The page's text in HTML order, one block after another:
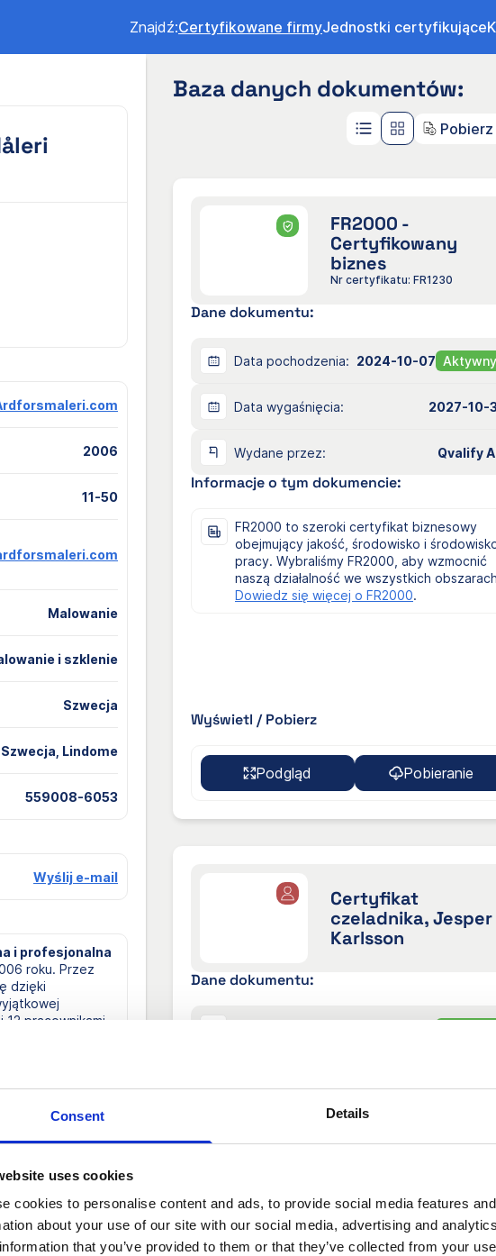
Consent Details
uses cookies
cookies to personalise content and ads, to provide social media features
about your use of our site with our social media, advertising and
that you’ve provided to them or that they’ve collected from your
Znajdź:Certyfikowane firmyJednostki certyfikujące
2006
11-50
Malowanie
i szklenie
Szwecja
Lindome
559008-6053
Wyślij e-mail
i profesjonalna
roku. Przez
dzięki
12 pracownikami
pracy.
Baza danych dokumentów:
FR2000 -
Certyfikowany
biznes
Nr certyfikatu: FR1230
Dane dokumentu:
Data pochodzenia: 2024-10-07 Aktywny
Data wygaśnięcia: 2027-10-
Wydane przez: Qvalify
Informacje o tym dokumencie:
FR2000 to szeroki certyfikat biznesowy
obejmujący jakość, środowisko i
pracy. Wybraliśmy FR2000, aby wzmocnić
naszą działalność we wszystkich
Dowiedz się więcej o FR2000.
Wyświetl / Pobierz
Podgląd Pobieranie
Certyfikat
czeladnika, Jesper
Karlsson
Dane dokumentu:
Sveriges Hantverksråd
Informacje o tym dokumencie:
Karlssonowi, który zgodnie z ustalonymi
przepisami egzaminacyjnymi wykazał się
solidną wiedzą podstawową w docelowym